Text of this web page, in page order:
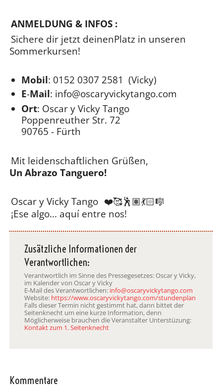
ANMELDUNG & INFOS :
Sichere dir jetzt deinenPlatz in unseren
Sommerkursen!
Mobil: 0152 0307 2581(Vicky)
E-Mail: info@oscaryvickytango.com
Ort: Oscar y Vicky Tango
Poppenreuther Str. 72
90765 - Fürth
Mit leidenschaftlichen Grüßen,
Un Abrazo Tanguero!
Oscar y Vicky Tango ❤️🥰🕺🏽💃🏻🎼
¡Ese algo... aquí entre nos!
Zusätzliche Informationen der
Verantwortlichen:
Verantwortlich im Sinne des Pressegesetzes: Oscar y Vicky,
im Kalender von Oscar y Vicky
E-Mail des Verantwortlichen: info@oscaryvickytango.com
Website: https://www.oscaryvickytango.com/stundenplan
Falls dieser Termin nicht gestimmt hat, dann bittet der
Seitenknecht um eine kurze Information, denn
Möglicherweise brauchen die Veranstalter Unterstüzung:
Kontakt zum 1. Seitenknecht
Kommentare